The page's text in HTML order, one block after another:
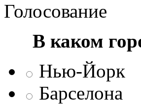
Голосование
В каком
Нью-Йорк
Барселона